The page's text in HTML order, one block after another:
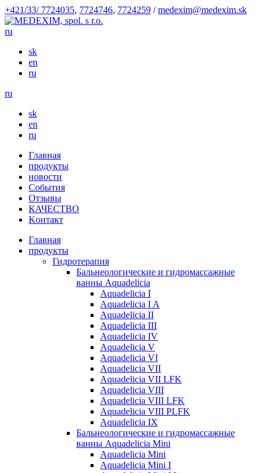
+421/33/ 7724035, 7724746, 7724259 /medexim@medexim.sk
ru
sk
en
ru
ru
sk
en
ru
Глaвнaя
продукты
новости
События
Отзывы
КАЧЕСТВО
Kонтакт
Глaвнaя
продукты
Гидротерапия
Бальнеологические и гидромассажные
ванны Aquadelicia
Aquadelicia I
Aquadelicia I A
Aquadelicia II
Aquadelicia III
Aquadelicia IV
Aquadelicia V
Aquadelicia VI
Aquadelicia VII
Aquadelicia VII LFK
Aquadelicia VIII
Aquadelicia VIII LFK
Aquadelicia VIII PLFK
Aquadelicia IX
Бальнеологические и гидромассажные
ванны Aquadelicia Mini
Aquadelicia Mini
Aquadelicia Mini I